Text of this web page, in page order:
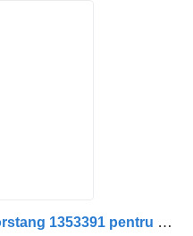
Întinzător servodirecţie Spoorstang 1353391 pentru camion DAF 75CF, 85CF, XF95